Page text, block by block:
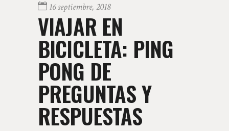
16 septiembre, 2018
VIAJAR EN
BICICLETA: PING
PONG DE
PREGUNTAS Y
RESPUESTAS